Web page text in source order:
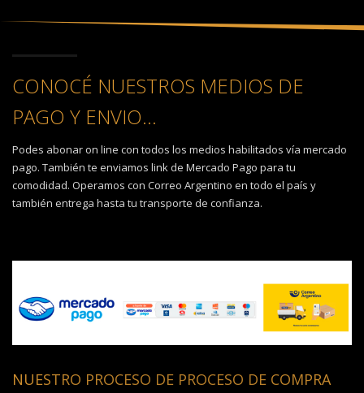
CONOCÉ NUESTROS MEDIOS DE
PAGO Y ENVIO...
Podes abonar on line con todos los medios habilitados vía mercado
pago. También te enviamos link de Mercado Pago para tu
comodidad. Operamos con Correo Argentino en todo el país y
también entrega hasta tu transporte de confianza.
NUESTRO PROCESO DE PROCESO DE COMPRA